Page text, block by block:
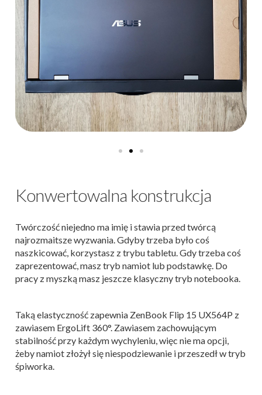
Konwertowalna konstrukcja
Twórczość niejedno ma imię i stawia przed twórcą
najrozmaitsze wyzwania. Gdyby trzeba było coś
naszkicować, korzystasz z trybu tabletu. Gdy trzeba coś
zaprezentować, masz tryb namiot lub podstawkę. Do
pracy z myszką masz jeszcze klasyczny tryb notebooka.
Taką elastyczność zapewnia ZenBook Flip 15 UX564P z
zawiasem ErgoLift 360°. Zawiasem zachowującym
stabilność przy każdym wychyleniu, więc nie ma opcji,
żeby namiot złożył się niespodziewanie i przeszedł w tryb
śpiworka.